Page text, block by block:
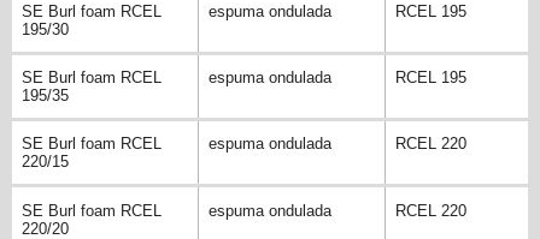
SE Burl foam RCEL
195/30
espuma ondulada RCEL 195
SE Burl foam RCEL
195/35
espuma ondulada RCEL 195
SE Burl foam RCEL
220/15
espuma ondulada RCEL 220
SE Burl foam RCEL
220/20
espuma ondulada RCEL 220